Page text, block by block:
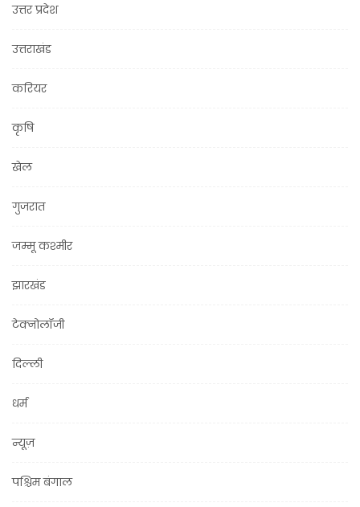
उत्तर प्रदेश
उत्तराखंड
करियर
कृषि
खेल
गुजरात
जम्मू कश्मीर
झारखंड
टेक्नोलॉजी
दिल्ली
धर्म
न्यूज़
पश्चिम बंगाल